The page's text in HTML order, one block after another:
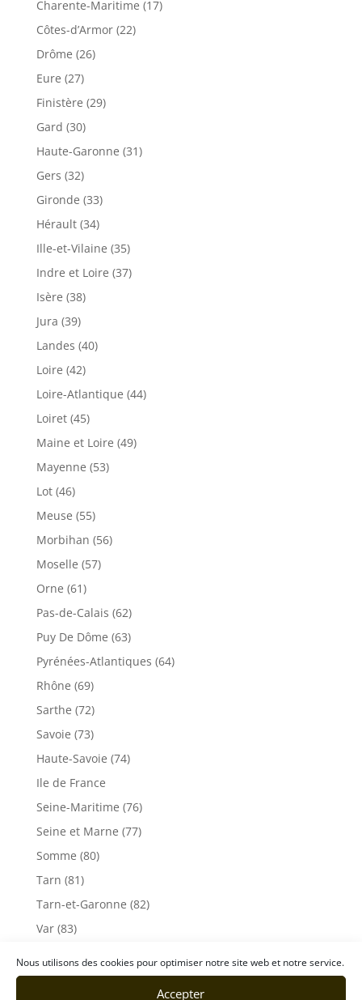
Nous utilisons des cookies pour optimiser notre site web et notre service.
Accepter
Charente-Maritime (17)
Côtes-d’Armor (22)
Drôme (26)
Eure (27)
Finistère (29)
Gard (30)
Haute-Garonne (31)
Gers (32)
Gironde (33)
Hérault (34)
Ille-et-Vilaine (35)
Indre et Loire (37)
Isère (38)
Jura (39)
Landes (40)
Loire (42)
Loire-Atlantique (44)
Loiret (45)
Maine et Loire (49)
Mayenne (53)
Lot (46)
Meuse (55)
Morbihan (56)
Moselle (57)
Orne (61)
Pas-de-Calais (62)
Puy De Dôme (63)
Pyrénées-Atlantiques (64)
Rhône (69)
Sarthe (72)
Savoie (73)
Haute-Savoie (74)
Ile de France
Seine-Maritime (76)
Seine et Marne (77)
Somme (80)
Tarn (81)
Tarn-et-Garonne (82)
Var (83)
Vendée (85)